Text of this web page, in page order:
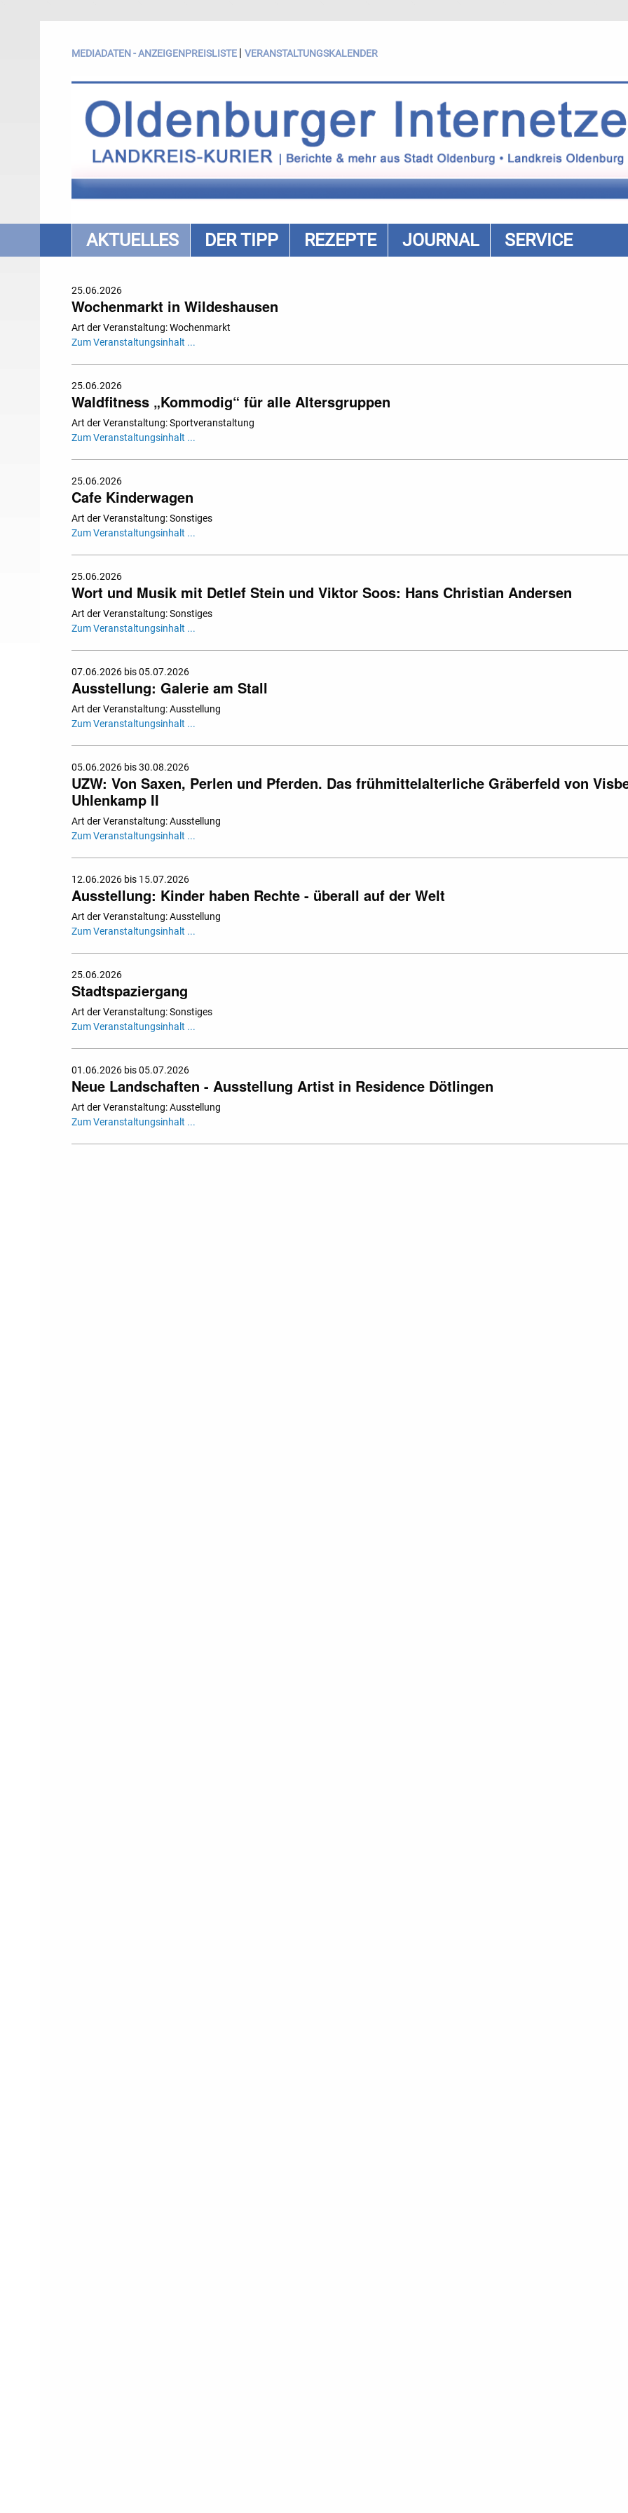
MEDIADATEN - ANZEIGENPREISLISTE | VERANSTALTUNGSKALENDER
AKTUELLES DER TIPP REZEPTE JOURNAL SERVICE
25.06.2026
Wochenmarkt in Wildeshausen
Art der Veranstaltung: Wochenmarkt
Zum Veranstaltungsinhalt ...
25.06.2026
Waldfitness „Kommodig“ für alle Altersgruppen
Art der Veranstaltung: Sportveranstaltung
Zum Veranstaltungsinhalt ...
25.06.2026
Cafe Kinderwagen
Art der Veranstaltung: Sonstiges
Zum Veranstaltungsinhalt ...
25.06.2026
Wort und Musik mit Detlef Stein und Viktor Soos: Hans Christian Andersen
Art der Veranstaltung: Sonstiges
Zum Veranstaltungsinhalt ...
07.06.2026 bis 05.07.2026
Ausstellung: Galerie am Stall
Art der Veranstaltung: Ausstellung
Zum Veranstaltungsinhalt ...
05.06.2026 bis 30.08.2026
UZW: Von Saxen, Perlen und Pferden. Das frühmittelalterliche Gräberfeld von
Uhlenkamp II
Art der Veranstaltung: Ausstellung
Zum Veranstaltungsinhalt ...
12.06.2026 bis 15.07.2026
Ausstellung: Kinder haben Rechte - überall auf der Welt
Art der Veranstaltung: Ausstellung
Zum Veranstaltungsinhalt ...
25.06.2026
Stadtspaziergang
Art der Veranstaltung: Sonstiges
Zum Veranstaltungsinhalt ...
01.06.2026 bis 05.07.2026
Neue Landschaften - Ausstellung Artist in Residence Dötlingen
Art der Veranstaltung: Ausstellung
Zum Veranstaltungsinhalt ...